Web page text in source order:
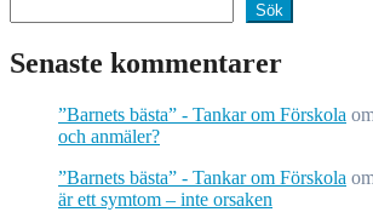
Sök
Senaste kommentarer
”Barnets bästa” - Tankar om Förskola
och anmäler?
”Barnets bästa” - Tankar om Förskola
är ett symtom – inte orsaken